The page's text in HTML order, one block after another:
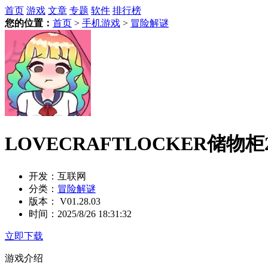
首页 游戏 文章 专题 软件 排行榜
您的位置： 首页 > 手机游戏 > 冒险解谜
LOVECRAFTLOCKER储物柜
开发： 互联网
分类： 冒险解谜
版本：
V01.28.03
时间： 2025/8/26 18:31:32
立即下载
游戏介绍